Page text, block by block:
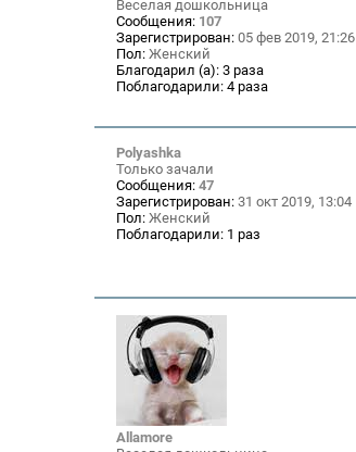
Веселая дошкольница
Сообщения: 107
Зарегистрирован: 05 фев 2019, 21:26
Пол: Женский
Благодарил (а): 3 раза
Поблагодарили: 4 раза
Polyashka
Только зачали
Сообщения: 47
Зарегистрирован: 31 окт 2019, 13:04
Пол: Женский
Поблагодарили: 1 раз
Allamore